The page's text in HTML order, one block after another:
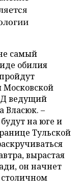
самый
обилия
Московской
ведущий
Власюк. –
на юге и
Тульской
вырастая
он начнет
столичном